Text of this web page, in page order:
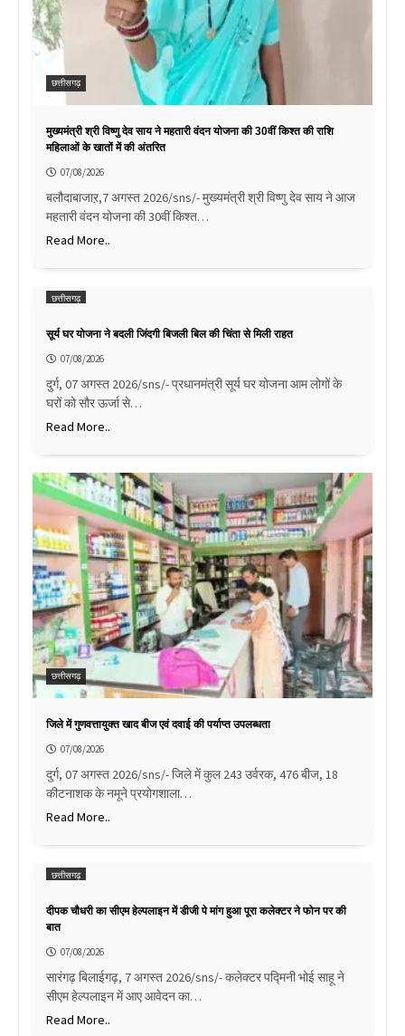
छत्तीसगढ़
मुख्यमंत्री श्री विष्णु देव साय ने महतारी वंदन योजना की 30वीं किश्त की राशि
महिलाओं के खातों में की अंतरित
07/08/2026
बलौदाबाजाऱ,7 अगस्त 2026/sns/- मुख्यमंत्री श्री विष्णु देव साय ने आज
महतारी वंदन योजना की 30वीं किश्त…
Read More..
छत्तीसगढ़
सूर्य घर योजना ने बदली जिंदगी बिजली बिल की चिंता से मिली राहत
07/08/2026
दुर्ग, 07 अगस्त 2026/sns/- प्रधानमंत्री सूर्य घर योजना आम लोगों के
घरों को सौर ऊर्जा से…
Read More..
छत्तीसगढ़
जिले में गुणवत्तायुक्त खाद बीज एवं दवाई की पर्याप्त उपलब्धता
07/08/2026
दुर्ग, 07 अगस्त 2026/sns/- जिले में कुल 243 उर्वरक, 476 बीज, 18
कीटनाशक के नमूने प्रयोगशाला…
Read More..
छत्तीसगढ़
दीपक चौधरी का सीएम हेल्पलाइन में डीजी पे मांग हुआ पूरा कलेक्टर ने फोन पर की
बात
07/08/2026
सारंगढ़ बिलाईगढ़, 7 अगस्त 2026/sns/- कलेक्टर पद्मिनी भोई साहू ने
सीएम हेल्पलाइन में आए आवेदन का…
Read More..